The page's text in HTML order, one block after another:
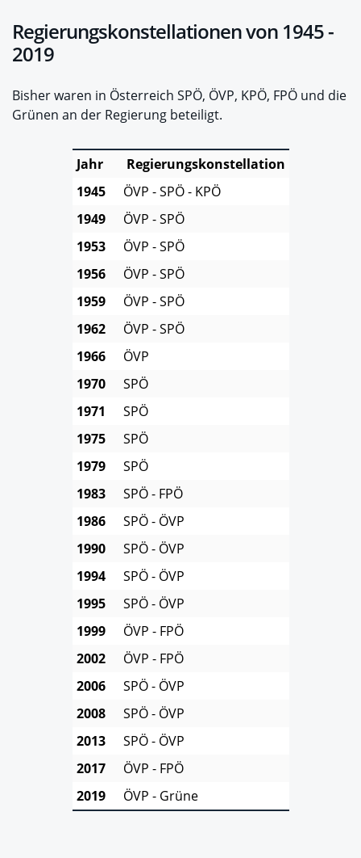
Regierungskonstellationen von 1945 -
2019
Bisher waren in Österreich SPÖ, ÖVP, KPÖ, FPÖ und die
Grünen an der Regierung beteiligt.
Jahr
Regierungskonstellation
1945
ÖVP - SPÖ - KPÖ
1949
ÖVP - SPÖ
1953
ÖVP - SPÖ
1956
ÖVP - SPÖ
1959
ÖVP - SPÖ
1962
ÖVP - SPÖ
1966
ÖVP
1970
SPÖ
1971
SPÖ
1975
SPÖ
1979
SPÖ
1983
SPÖ - FPÖ
1986
SPÖ - ÖVP
1990
SPÖ - ÖVP
1994
SPÖ - ÖVP
1995
SPÖ - ÖVP
1999
ÖVP - FPÖ
2002
ÖVP - FPÖ
2006
SPÖ - ÖVP
2008
SPÖ - ÖVP
2013
SPÖ - ÖVP
2017
ÖVP - FPÖ
2019
ÖVP - Grüne